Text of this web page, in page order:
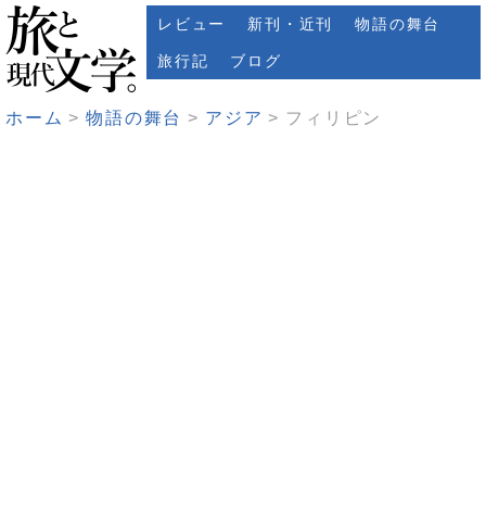
レビュー 新刊・近刊 物語の舞台
旅行記 ブログ
ホーム 物語の舞台 アジア フィリピン